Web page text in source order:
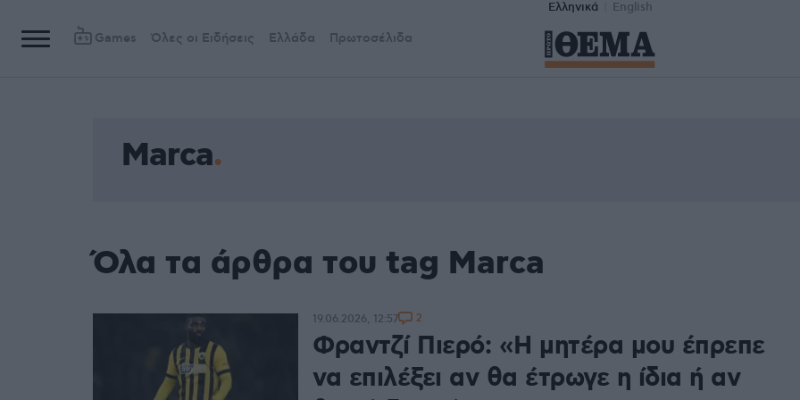
Ελληνικά English
Games Όλες οι Ειδήσεις Ελλάδα Πρωτοσέλιδα
Marca
Όλα τα άρθρα του tag Marca
Φραντζί Πιερό: «Η μητέρα μου έπρεπε
να επιλέξει αν θα έτρωγε η ίδια ή αν
19.06.2026, 12:57 2